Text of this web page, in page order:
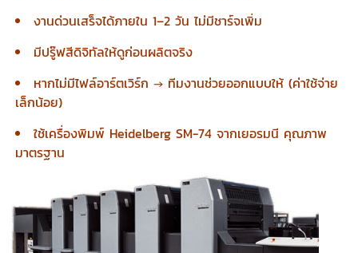
งานด่วนเสร็จได้ภายใน 1–2 วัน ไม่มีชาร์จเพิ่ม
มีปรู๊ฟสีดิจิทัลให้ดูก่อนผลิตจริง
หากไม่มีไฟล์อาร์ตเวิร์ก → ทีมงานช่วยออกแบบให้ (ค่าใช้จ่าย
เล็กน้อย)
ใช้เครื่องพิมพ์ Heidelberg SM-74 จากเยอรมนี คุณภาพ
มาตรฐาน